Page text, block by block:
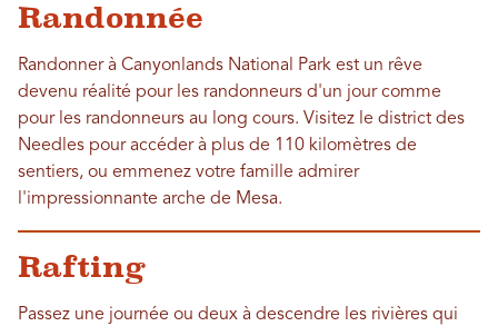
Randonnée
Randonner à Canyonlands National Park est un rêve
devenu réalité pour les randonneurs d'un jour comme
pour les randonneurs au long cours. Visitez le district des
Needles pour accéder à plus de 110 kilomètres de
sentiers, ou emmenez votre famille admirer
l'impressionnante arche de Mesa.
Rafting
Passez une journée ou deux à descendre les rivières qui